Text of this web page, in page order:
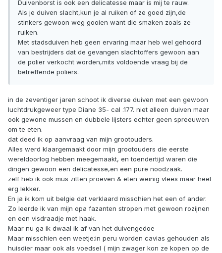
Duivenborst is ook een delicatesse maar is mij te rauw.
Als je duiven slacht,kun je al ruiken of ze goed zijn,de
stinkers gewoon weg gooien want die smaken zoals ze
ruiken.
Met stadsduiven heb geen ervaring maar heb wel gehoord
van bestrijders dat de gevangen slachtoffers gewoon aan
de polier verkocht worden,mits voldoende vraag bij de
betreffende poliers.
in de zeventiger jaren schoot ik diverse duiven met een gewoon
luchtdrukgeweer type Diane 35- cal .177. niet alleen duiven maar
ook gewone mussen en dubbele lijsters echter geen spreeuwen
om te eten.
dat deed ik op aanvraag van mijn grootouders.
Alles werd klaargemaakt door mijn grootouders die eerste
wereldoorlog hebben meegemaakt, en toendertijd waren die
dingen gewoon een delicatesse,en een pure noodzaak.
zelf heb ik ook mus zitten proeven & eten weinig vlees maar heel
erg lekker.
En ja ik kom uit belgie dat verklaard misschien het een of ander.
Zo leerde ik van mijn opa fazanten stropen met gewoon rozijnen
en een visdraadje met haak.
Maar nu ga ik dwaal ik af van het duivengedoe
Maar misschien een weetje:in peru worden cavias gehouden als
huisdier maar ook als voedsel ( mijn zwager kon ze kopen op de